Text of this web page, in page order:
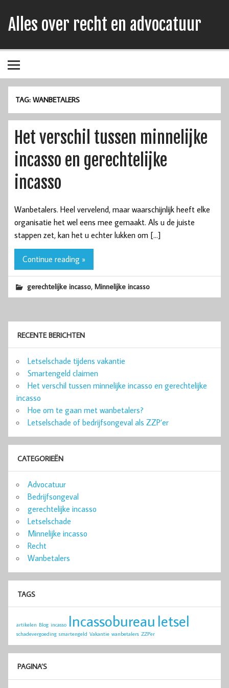
Alles over recht en advocatuur
TAG:WANBETALERS
Het verschil tussen minnelijke
incasso en gerechtelijke
incasso
Wanbetalers. Heel vervelend, maar waarschijnlijk heeft elke
organisatie het wel eens mee gemaakt. Als u de juiste
stappen zet, kan het u echter lukken om […]
Continue reading »
gerechtelijke incasso,Minnelijke incasso
RECENTE BERICHTEN
Letselschade tijdens vakantie
Smartengeld claimen
Het verschil tussen minnelijke incasso en gerechtelijke
incasso
Hoe om te gaan met wanbetalers?
Letselschade of bedrijfsongeval als ZZP’er
CATEGORIEËN
Advocatuur
Bedrijfsongeval
gerechtelijke incasso
Letselschade
Minnelijke incasso
Recht
Wanbetalers
TAGS
artikelen Blog incasso Incassobureau letsel
schadevergoeding smartengeld Vakantie wanbetalers ZZP'er
PAGINA’S